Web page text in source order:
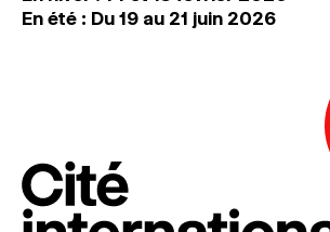
En été : Du 19 au 21 juin 2026